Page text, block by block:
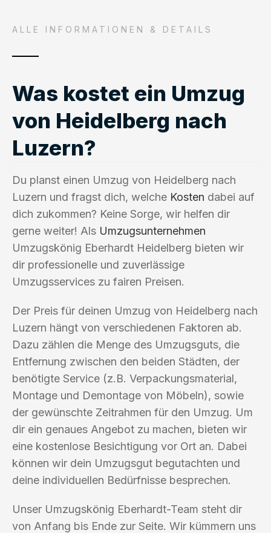
ALLE INFORMATIONEN & DETAILS
Was kostet ein Umzug
von Heidelberg nach
Luzern?
Du planst einen Umzug von Heidelberg nach
Luzern und fragst dich, welche Kosten dabei auf
dich zukommen? Keine Sorge, wir helfen dir
gerne weiter! Als Umzugsunternehmen
Umzugskönig Eberhardt Heidelberg bieten wir
dir professionelle und zuverlässige
Umzugsservices zu fairen Preisen.
Der Preis für deinen Umzug von Heidelberg nach
Luzern hängt von verschiedenen Faktoren ab.
Dazu zählen die Menge des Umzugsguts, die
Entfernung zwischen den beiden Städten, der
benötigte Service (z.B. Verpackungsmaterial,
Montage und Demontage von Möbeln), sowie
der gewünschte Zeitrahmen für den Umzug. Um
dir ein genaues Angebot zu machen, bieten wir
eine kostenlose Besichtigung vor Ort an. Dabei
können wir dein Umzugsgut begutachten und
deine individuellen Bedürfnisse besprechen.
Unser Umzugskönig Eberhardt-Team steht dir
von Anfang bis Ende zur Seite. Wir kümmern uns